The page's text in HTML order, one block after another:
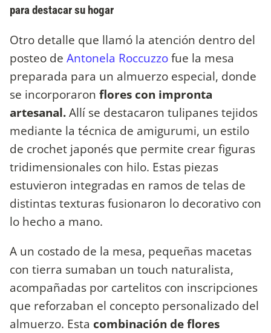
para destacar su hogar
Otro detalle que llamó la atención dentro del
posteo de Antonela Roccuzzofue la mesa
preparada para un almuerzo especial, donde
se incorporaron flores con impronta
artesanal.Allí se destacaron tulipanes tejidos
mediante la técnica de amigurumi, un estilo
de crochet japonés que permite crear figuras
tridimensionales con hilo. Estas piezas
estuvieron integradas en ramos de telas de
distintas texturas fusionaron lo decorativo con
lo hecho a mano.
A un costado de la mesa, pequeñas macetas
con tierra sumaban un touch naturalista,
acompañadas por cartelitos con inscripciones
que reforzaban el concepto personalizado del
almuerzo. Esta combinación de flores